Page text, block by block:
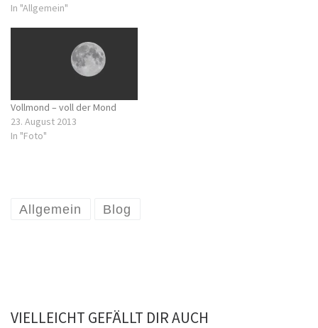
In "Allgemein"
Vollmond – voll der Mond
23. August 2013
In "Foto"
Allgemein Blog
VIELLEICHT GEFÄLLT DIR AUCH